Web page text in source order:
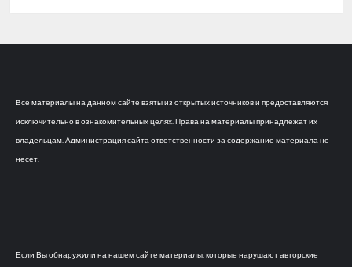
Все материалы на данном сайте взяты из открытых источников и предоставляются
исключительно в ознакомительных целях. Права на материалы принадлежат их
владельцам. Администрация сайта ответственности за содержание материала не
несет.
Если Вы обнаружили на нашем сайте материалы, которые нарушают авторские